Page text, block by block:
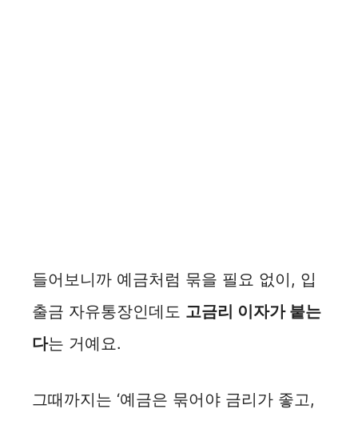
들어보니까 예금처럼 묶을 필요 없이, 입
출금 자유통장인데도 고금리 이자가 붙는
다는 거예요.
그때까지는 ‘예금은 묶어야 금리가 좋고,